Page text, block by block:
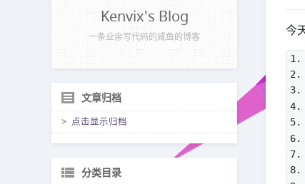
Kenvix's Blog
一条业余写代码的咸鱼的博客
文章归档
点击显示归档
分类目录
今